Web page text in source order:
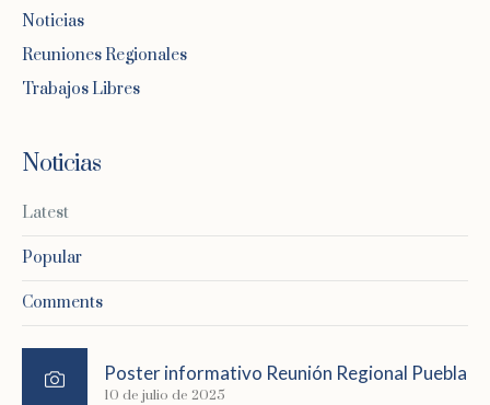
Noticias
Reuniones Regionales
Trabajos Libres
Noticias
Latest
Popular
Comments
Poster informativo Reunión Regional Puebla
10 de julio de 2025